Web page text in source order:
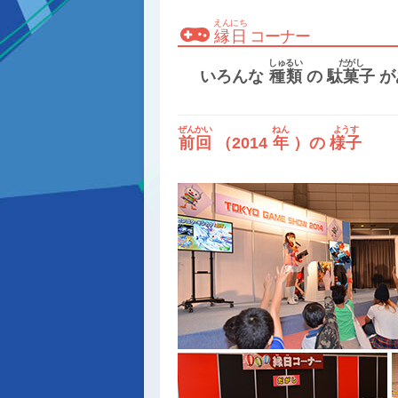
縁日
えんにち
コーナー
いろんな 種類
しゅるい
の駄菓子
だがし
前回
ぜんかい
（2014 年
ねん
）の 様子
ようす